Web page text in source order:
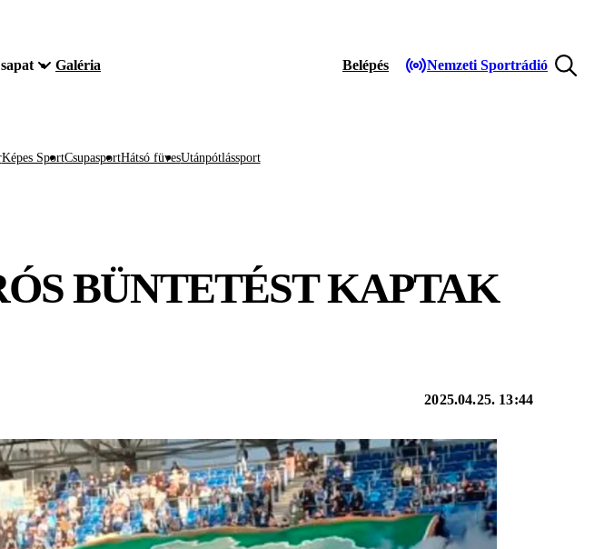
Galéria Belépés Nemzeti Sportrádió
Képes SportCsupasportHátsó füvesUtánpótlássport
BÜNTETÉST KAPTAK
2025.04.25. 13:44